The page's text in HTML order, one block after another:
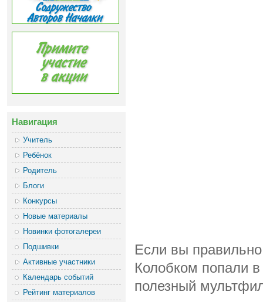
Навигация
Учитель
Ребёнок
Родитель
Блоги
Конкурсы
Новые материалы
Новинки фотогалереи
Подшивки
Активные участники
Календарь событий
Рейтинг материалов
Если вы
Колобком попали
полезный